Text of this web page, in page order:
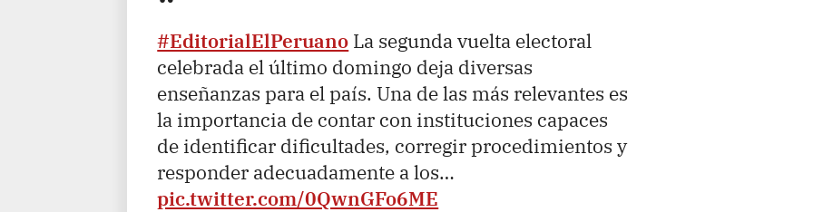
#EditorialElPeruano La segunda vuelta electoral
celebrada el último domingo deja diversas
enseñanzas para el país. Una de las más relevantes es
la importancia de contar con instituciones capaces
de identificar dificultades, corregir procedimientos y
responder adecuadamente a los…
pic.twitter.com/0QwnGFo6ME